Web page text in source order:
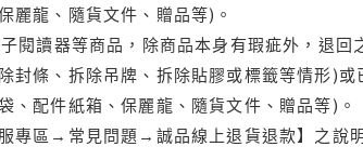
麗龍、隨貨文件、贈品等)。
閱讀器等商品，除商品本身有瑕疵外，退
封條、拆除吊牌、拆除貼膠或標籤等情形)
、配件紙箱、保麗龍、隨貨文件、贈品等)。
專區→常見問題→誠品線上退貨退款】之說